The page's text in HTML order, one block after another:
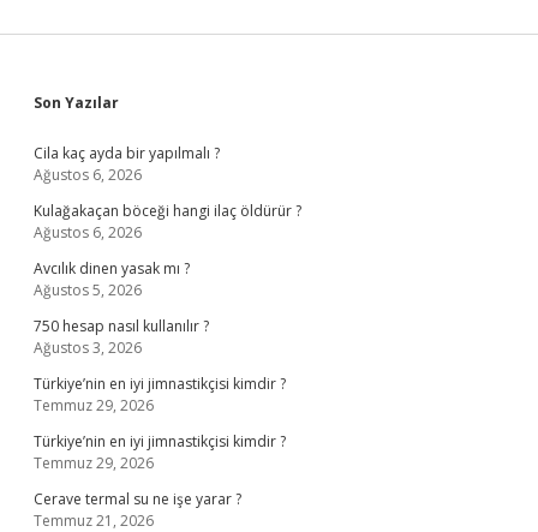
Sidebar
Son Yazılar
Cila kaç ayda bir yapılmalı ?
Ağustos 6, 2026
Kulağakaçan böceği hangi ilaç öldürür ?
Ağustos 6, 2026
Avcılık dinen yasak mı ?
Ağustos 5, 2026
750 hesap nasıl kullanılır ?
Ağustos 3, 2026
Türkiye’nin en iyi jimnastikçisi kimdir ?
Temmuz 29, 2026
Türkiye’nin en iyi jimnastikçisi kimdir ?
Temmuz 29, 2026
Cerave termal su ne işe yarar ?
Temmuz 21, 2026